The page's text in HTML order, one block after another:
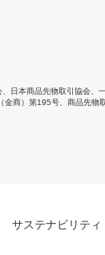
日本商品先物取引協会
金商）第195号、商品先物
サステナビリティ